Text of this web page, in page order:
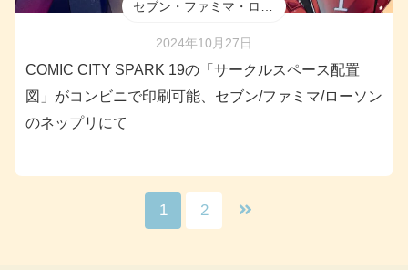
2024年10月27日
COMIC CITY SPARK 19の「サークルスペース配置
図」がコンビニで印刷可能、セブン/ファミマ/ローソン
のネップリにて
1 2